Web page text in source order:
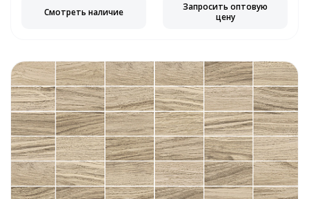
Смотреть наличие
Запросить оптовую
цену